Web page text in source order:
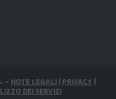
- NOTE LEGALI | PRIVACY |
DEI SERVIZI